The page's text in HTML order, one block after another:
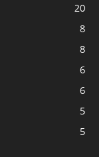
20
8
8
6
6
5
5